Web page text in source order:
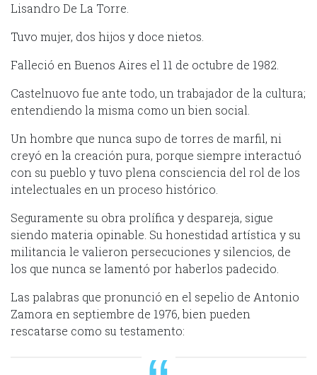
Lisandro De La Torre.
Tuvo mujer, dos hijos y doce nietos.
Falleció en Buenos Aires el 11 de octubre de 1982.
Castelnuovo fue ante todo, un trabajador de la cultura;
entendiendo la misma como un bien social.
Un hombre que nunca supo de torres de marfil, ni
creyó en la creación pura, porque siempre interactuó
con su pueblo y tuvo plena consciencia del rol de los
intelectuales en un proceso histórico.
Seguramente su obra prolífica y despareja, sigue
siendo materia opinable. Su honestidad artística y su
militancia le valieron persecuciones y silencios, de
los que nunca se lamentó por haberlos padecido.
Las palabras que pronunció en el sepelio de Antonio
Zamora en septiembre de 1976, bien pueden
rescatarse como su testamento: